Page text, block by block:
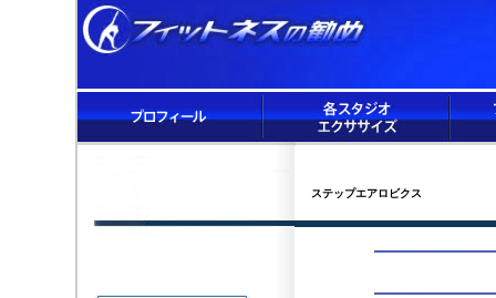
ステップエアロビクス